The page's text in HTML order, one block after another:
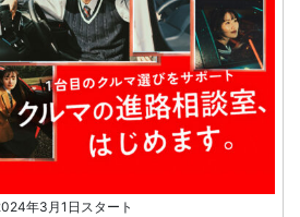
年3月1日スタート